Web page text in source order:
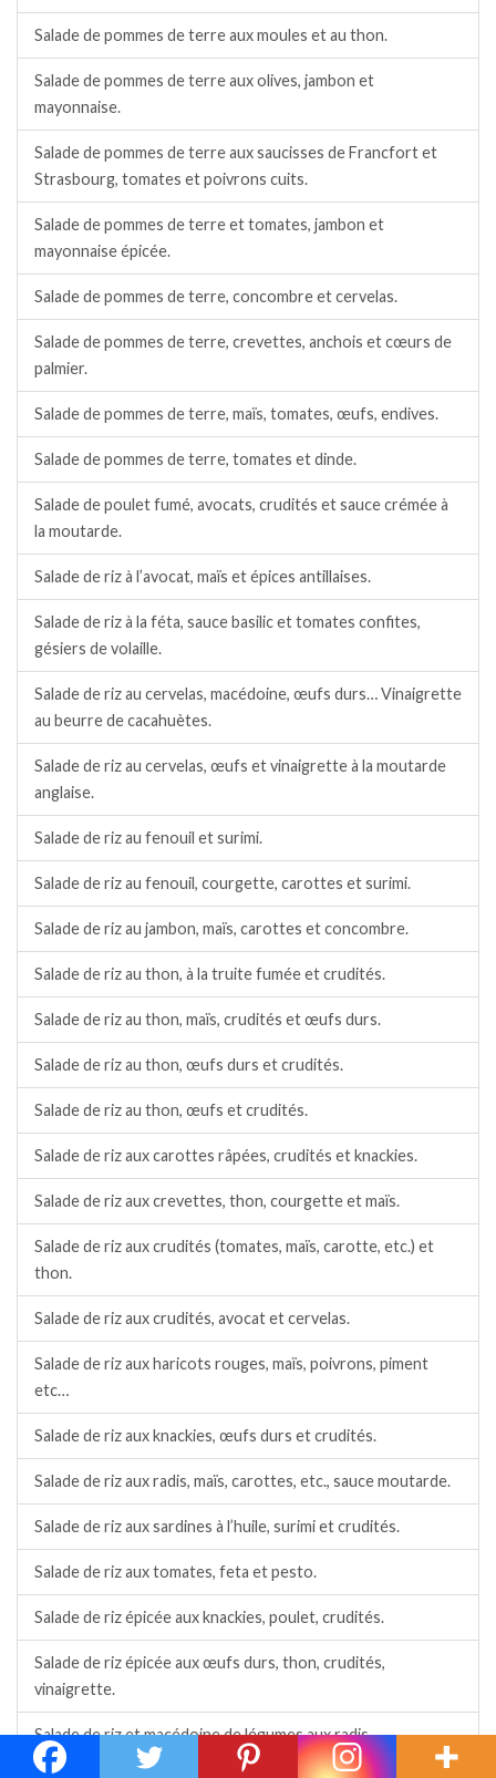
Salade de pommes de terre aux moules et au thon.
Salade de pommes de terre aux olives, jambon et
mayonnaise.
Salade de pommes de terre aux saucisses de Francfort et
Strasbourg, tomates et poivrons cuits.
Salade de pommes de terre et tomates, jambon et
mayonnaise épicée.
Salade de pommes de terre, concombre et cervelas.
Salade de pommes de terre, crevettes, anchois et cœurs de
palmier.
Salade de pommes de terre, maïs, tomates, œufs, endives.
Salade de pommes de terre, tomates et dinde.
Salade de poulet fumé, avocats, crudités et sauce crémée à
la moutarde.
Salade de riz à l’avocat, maïs et épices antillaises.
Salade de riz à la féta, sauce basilic et tomates confites,
gésiers de volaille.
Salade de riz au cervelas, macédoine, œufs durs… Vinaigrette
au beurre de cacahuètes.
Salade de riz au cervelas, œufs et vinaigrette à la moutarde
anglaise.
Salade de riz au fenouil et surimi.
Salade de riz au fenouil, courgette, carottes et surimi.
Salade de riz au jambon, maïs, carottes et concombre.
Salade de riz au thon, à la truite fumée et crudités.
Salade de riz au thon, maïs, crudités et œufs durs.
Salade de riz au thon, œufs durs et crudités.
Salade de riz au thon, œufs et crudités.
Salade de riz aux carottes râpées, crudités et knackies.
Salade de riz aux crevettes, thon, courgette et maïs.
Salade de riz aux crudités (tomates, maïs, carotte, etc.) et
thon.
Salade de riz aux crudités, avocat et cervelas.
Salade de riz aux haricots rouges, maïs, poivrons, piment
etc…
Salade de riz aux knackies, œufs durs et crudités.
Salade de riz aux radis, maïs, carottes, etc., sauce moutarde.
Salade de riz aux sardines à l’huile, surimi et crudités.
Salade de riz aux tomates, feta et pesto.
Salade de riz épicée aux knackies, poulet, crudités.
Salade de riz épicée aux œufs durs, thon, crudités,
vinaigrette.
Salade de riz et macédoine de légumes aux radis.